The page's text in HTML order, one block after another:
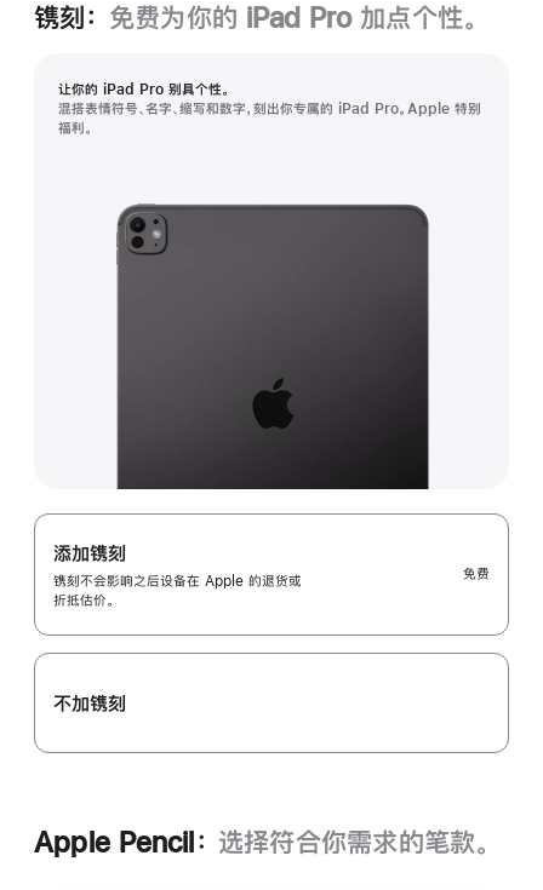
镌刻： 免费为你的 iPad Pro 加点个性。
让你的 iPad Pro 别具个性。
混搭表情符号、名字、缩写和数字，刻出你专属的 iPad Pro。Apple 特别
福利。
添加镌刻
镌刻不会影响之后设备在 Apple 的退货或
折抵估价。
免费
不加镌刻
Apple Pencil： 选择符合你需求的笔款。